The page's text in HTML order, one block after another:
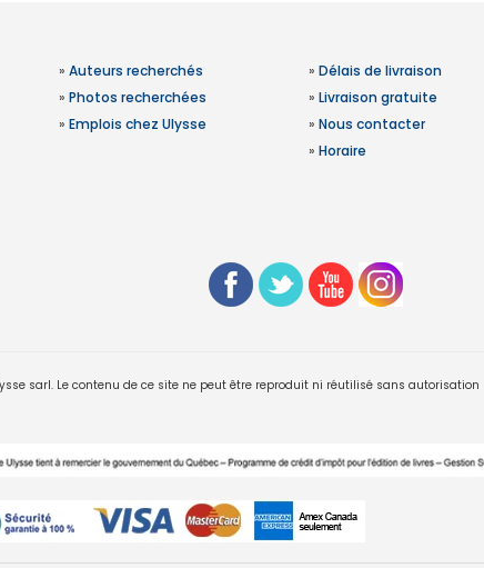
» Auteurs recherchés
» Photos recherchées
» Emplois chez Ulysse
» Délais de livraison
» Livraison gratuite
» Nous contacter
» Horaire
sarl. Le contenu de ce site ne peut être reproduit ni réutilisé sans autorisation